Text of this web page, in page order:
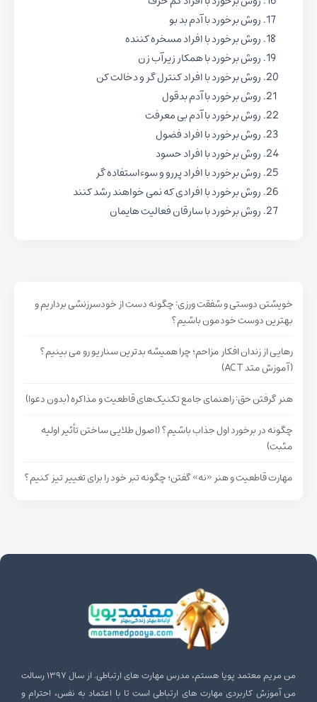
روش برخورد با آدم بد بو
روش برخورد با افراد مسخره کننده
روش برخورد با همکار زیرآب زن
روش برخورد با افراد کنترل گر و دخالت کن
روش برخورد با آدم بدقول
روش برخورد با آدم بی معرفت
روش برخورد با افراد فضول
روش برخورد با افراد حسود
روش برخورد با افراد پررو و سوءاستفاده گر
روش برخورد با افرادی که نمی خواهند رشد کنند
روش برخورد با سارقان فعالیت هایمان
خویشتن دوستی و شفقت ورزی: چگونه دست از خودسرزنشی برداریم و
بهترین دوست خودمون باشیم؟
رهایی از زندان افکار مزاحم؛ چرا همیشه بدترین سناریو رو می بینیم؟
(آموزش متد ACT)
هنر گرفتن حق: راهنمای جامع تکنیک‌های قاطعیت و مذاکره (بدون دعوا)
چگونه در برخورد اول جذاب باشیم؟ (اصول طلایی ساختن تأثیر اولیه
مثبت)
مهارت قاطعیت و هنر «نه» گفتن؛ چگونه تبر خود را برای تغییر تیز کنیم؟
من مریم معتمد پویا هستم، مدرس مهارت‌ های ارتباطی. از سال ۱۳۹۷ رسالت
من آموزش کاربردی مهارت‌ های ارتباطی است تا با اعتماد به نفس، احترام و